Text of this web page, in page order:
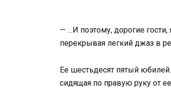
— …И поэтому, дорогие
перекрывая легкий джаз в
Ее шестьдесят пятый
сидящая по правую руку от